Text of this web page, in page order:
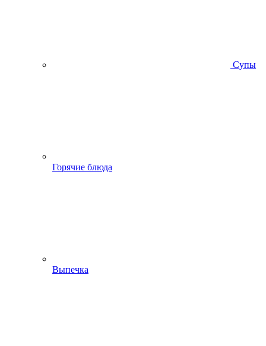
Супы
Горячие блюда
Выпечка